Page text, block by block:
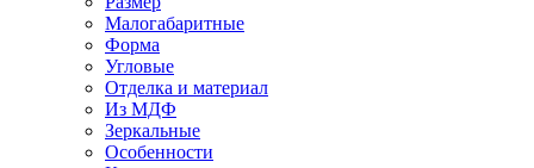
Малогабаритные
Форма
Угловые
Отделка и материал
Из МДФ
Зеркальные
Особенности